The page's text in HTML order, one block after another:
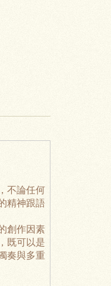
不論任何
精神跟語
創作因素
既可以是
奏與多重